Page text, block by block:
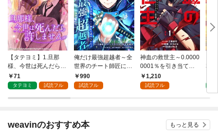
【タテヨミ】1.旦那
様、今世は死んだら許
しません
71
タテヨミ 試読フル
俺だけ最強超越者～全
世界のチート師匠に認
められた～【単行本】
（１）
990
試読フル
神血の救世主～0.0000
0001％を引き当て最
強へ～【電子書籍特典
付】（１）
1,210
試読フル
私
weavinのおすすめ本 もっと見る